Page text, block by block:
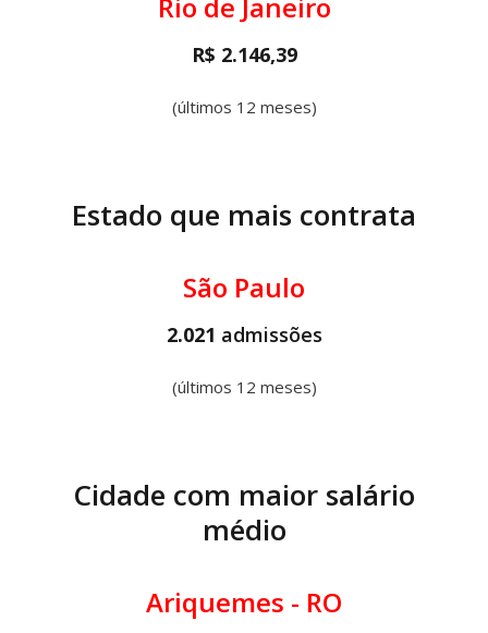
R$ 2.146,39
(últimos 12 meses)
Estado que mais contrata
São Paulo
2.021 admissões
(últimos 12 meses)
Cidade com maior salário
médio
Ariquemes - RO